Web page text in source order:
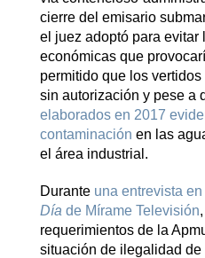
cierre del emisario
el juez adoptó para evitar
económicas que
permitido que los
sin autorización y pese a
elaborados en 2017
contaminación en las
el área industrial.
Durante una entrevista
Día de Mírame Televisión
requerimientos de la
situación de ilegalidad